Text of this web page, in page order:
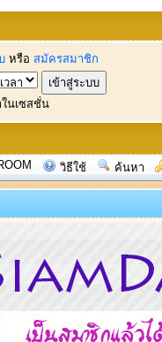
หรือ สมัครสมาชิก
ในเซสชั่น
วิธีใช้ ค้นหา